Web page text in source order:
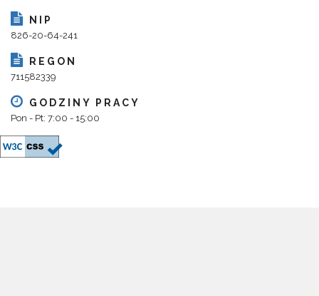
NIP
826-20-64-241
REGON
711582339
GODZINY PRACY
Pon - Pt: 7:00 - 15:00